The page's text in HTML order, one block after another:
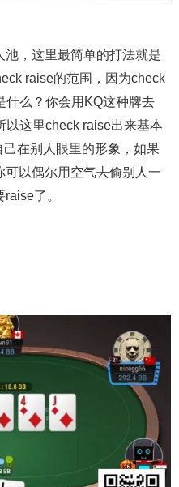
，这里最简单的打法就是
raise的范围，因为check
什么？你会用KQ这种牌去
以这里check raise出来基本
己在别人眼里的形象，如果
以偶尔用空气去偷别人一
了。